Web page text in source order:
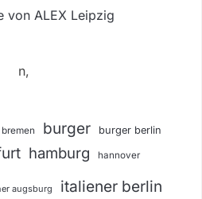
von ALEX Leipzig
n,
bremen burger burger berlin
hamburg hannover
augsburg italiener berlin